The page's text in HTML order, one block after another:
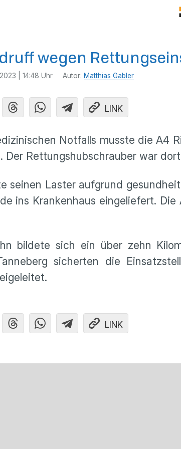
wegen
| 14:48 Uhr Autor: Matthias Gabler
LINK
Notfalls musste die A4
Der Rettungshubschrauber war
seinen Laster aufgrund
ins Krankenhaus eingeliefert.
bildete sich ein über zehn
sicherten die
LINK